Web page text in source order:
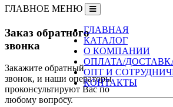
ГЛАВНОЕ МЕНЮ
ГЛАВНАЯ
КАТАЛОГ
О КОМПАНИИ
ОПЛАТА/
ОПТ И
КОНТАКТЫ
Заказ обратного
звонка
Закажите обратный
звонок, и наши операторы
проконсультируют Вас по
любому вопросу.